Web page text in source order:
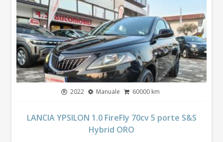
2022 Manuale 60000 km
LANCIA YPSILON 1.0 FireFly 70cv 5 porte S&S
Hybrid ORO